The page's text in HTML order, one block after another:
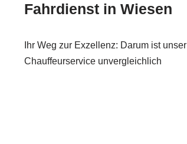
Fahrdienst in Wiesen
Ihr Weg zur Exzellenz: Darum ist unser
Chauffeurservice unvergleichlich